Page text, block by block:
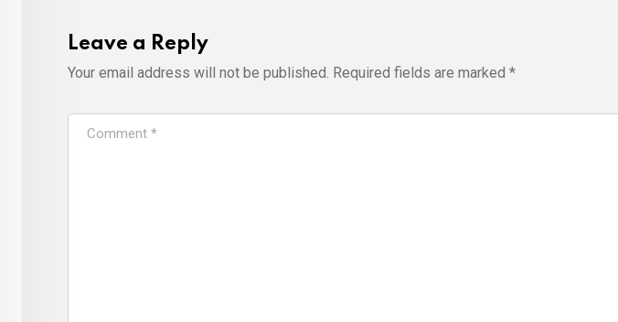
Leave a Reply
Your email address will not be published. Required fields are marked *